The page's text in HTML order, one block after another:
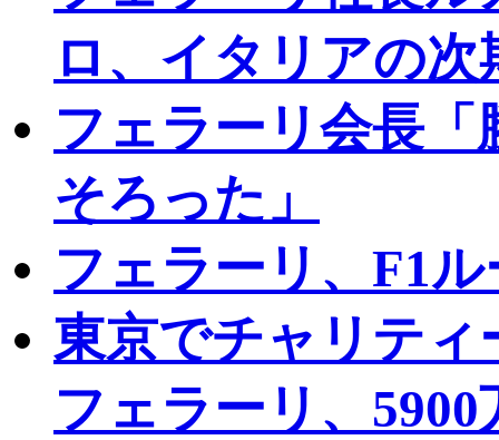
ロ、イタリアの
フェラーリ会長
そろった」
フェラーリ、F1
東京でチャリテ
フェラーリ、